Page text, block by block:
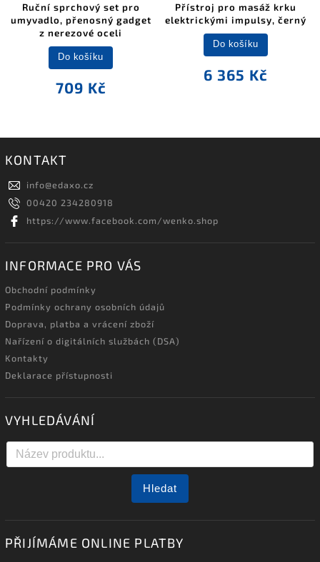
Ruční sprchový set pro
umyvadlo, přenosný gadget
z nerezové oceli
709 Kč
Do košíku
Přístroj pro masáž krku
elektrickými impulsy, černý
6 365 Kč
Do košíku
KONTAKT
info@edaxo.cz
00420 234280918
https://www.facebook.com/wenko.shop
INFORMACE PRO VÁS
Obchodní podmínky
Podmínky ochrany osobních údajů
Doprava, platba a vrácení zboží
Nařízení o digitálních službách (DSA)
Kontakty
Deklarace přístupnosti
VYHLEDÁVÁNÍ
Hledat
PŘIJÍMÁME ONLINE PLATBY